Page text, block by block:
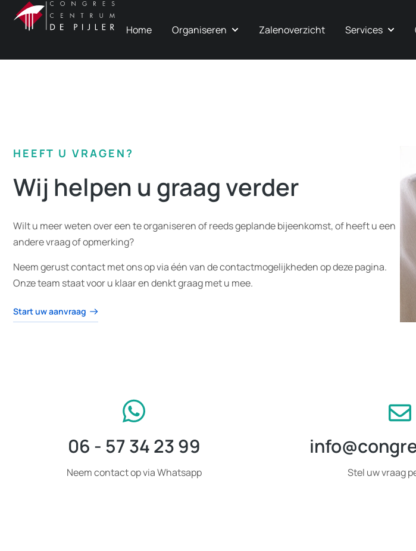
Home Organiseren Zalenoverzicht Services
HEEFT U VRAGEN?
Wij helpen u graag verder
Wilt u meer weten over een te organiseren of reeds geplande bijeenkomst, of heeft u een
andere vraag of opmerking?
Neem gerust contact met ons op via één van de contactmogelijkheden op deze pagina.
Onze team staat voor u klaar en denkt graag met u mee.
Start uw aanvraag
06 - 57 34 23 99
Neem contact op via Whatsapp Stel uw vraag